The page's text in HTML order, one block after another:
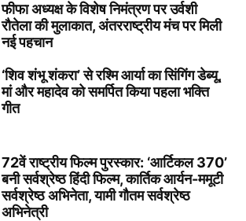
फीफा अध्यक्ष के विशेष निमंत्रण पर उर्वशी
रौतेला की मुलाकात, अंतरराष्ट्रीय मंच पर मिली
नई पहचान
‘शिव शंभू शंकरा’ से रश्मि आर्या का सिंगिंग डेब्यू,
मां और महादेव को समर्पित किया पहला भक्ति
गीत
72वें राष्ट्रीय फिल्म पुरस्कार: ‘आर्टिकल 370’
बनी सर्वश्रेष्ठ हिंदी फिल्म, कार्तिक आर्यन-ममूटी
सर्वश्रेष्ठ अभिनेता, यामी गौतम सर्वश्रेष्ठ
अभिनेत्री